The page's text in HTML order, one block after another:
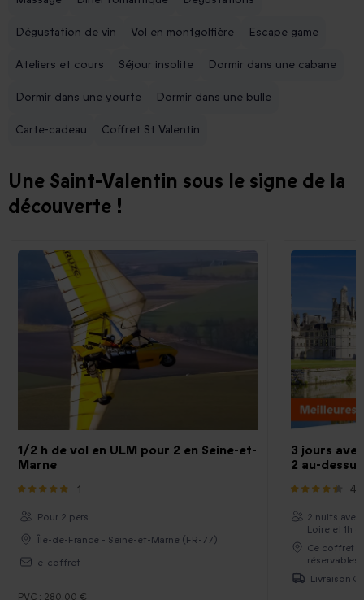
Dégustation de vin Vol en montgolfière Escape game
Ateliers et cours Séjour insolite Dormir dans une cabane
Dormir dans une yourte Dormir dans une bulle
Carte-cadeau Coffret St Valentin
Une Saint-Valentin sous le signe de la
découverte !
1/2 h de vol en ULM pour 2 en Seine-et-
Marne
1
Pour 2 pers.
Île-de-France - Seine-et-Marne (FR-77)
e-coffret
PVC : 280,00 €
3 jours
2 au-
2 nuits
Loire et 1h
Ce coffret
Livraison